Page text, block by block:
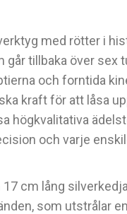
med rötter i
går tillbaka över sex
och forntida
kraft för att låsa
högkvalitativa
och varje
cm lång
som utstrålar